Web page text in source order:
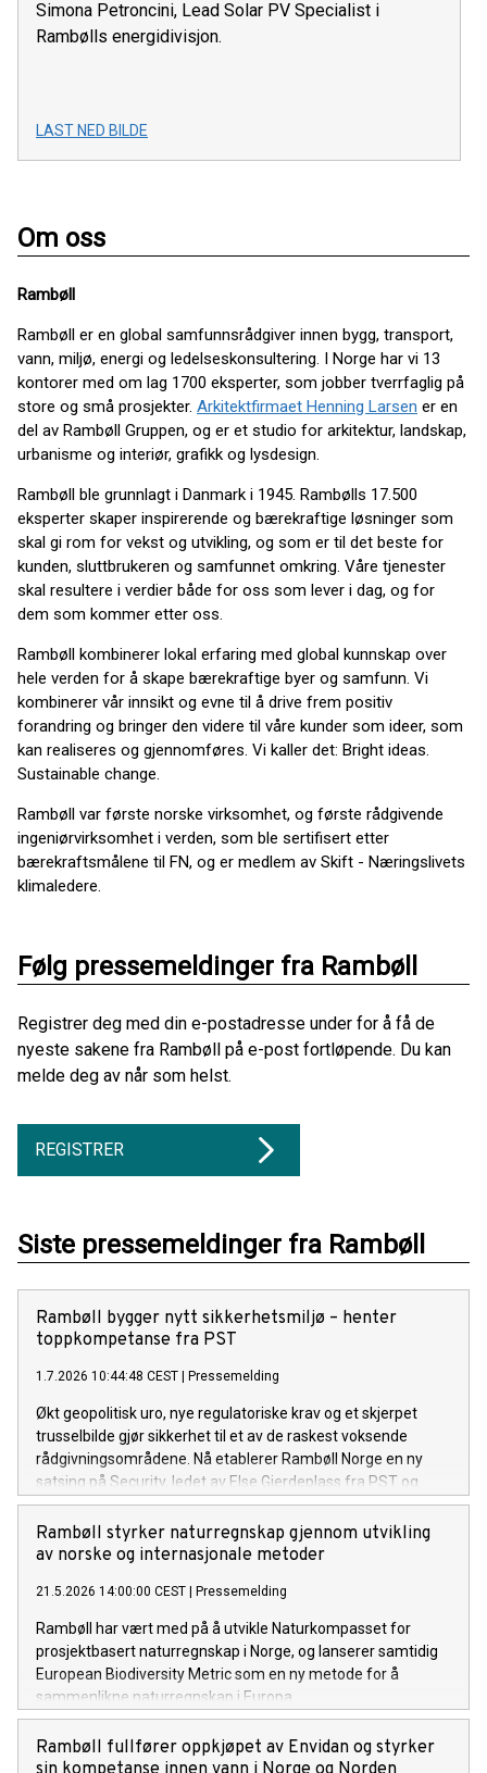
Simona Petroncini, Lead Solar PV Specialist i
Rambølls energidivisjon.
LAST NED BILDE
Om oss
Rambøll
Rambøll er en global samfunnsrådgiver innen bygg, transport,
vann, miljø, energi og ledelseskonsultering. I Norge har vi 13
kontorer med om lag 1700 eksperter, som jobber tverrfaglig på
store og små prosjekter. Arkitektfirmaet Henning Larsen er en
del av Rambøll Gruppen, og er et studio for arkitektur, landskap,
urbanisme og interiør, grafikk og lysdesign.
Rambøll ble grunnlagt i Danmark i 1945. Rambølls 17.500
eksperter skaper inspirerende og bærekraftige løsninger som
skal gi rom for vekst og utvikling, og som er til det beste for
kunden, sluttbrukeren og samfunnet omkring. Våre tjenester
skal resultere i verdier både for oss som lever i dag, og for
dem som kommer etter oss.
Rambøll kombinerer lokal erfaring med global kunnskap over
hele verden for å skape bærekraftige byer og samfunn. Vi
kombinerer vår innsikt og evne til å drive frem positiv
forandring og bringer den videre til våre kunder som ideer, som
kan realiseres og gjennomføres. Vi kaller det: Bright ideas.
Sustainable change.
Rambøll var første norske virksomhet, og første rådgivende
ingeniørvirksomhet i verden, som ble sertifisert etter
bærekraftsmålene til FN, og er medlem av Skift - Næringslivets
klimaledere.
Følg pressemeldinger fra Rambøll
Registrer deg med din e-postadresse under for å få de
nyeste sakene fra Rambøll på e-post fortløpende. Du kan
melde deg av når som helst.
REGISTRER
Siste pressemeldinger fra Rambøll
Rambøll bygger nytt sikkerhetsmiljø – henter
toppkompetanse fra PST
1.7.2026 10:44:48 CEST | Pressemelding
Økt geopolitisk uro, nye regulatoriske krav og et skjerpet
trusselbilde gjør sikkerhet til et av de raskest voksende
rådgivningsområdene. Nå etablerer Rambøll Norge en ny
satsing på Security, ledet av Else Gjerdeplass fra PST og
flere nye ressurser.
Rambøll styrker naturregnskap gjennom utvikling
av norske og internasjonale metoder
21.5.2026 14:00:00 CEST | Pressemelding
Rambøll har vært med på å utvikle Naturkompasset for
prosjektbasert naturregnskap i Norge, og lanserer samtidig
European Biodiversity Metric som en ny metode for å
sammenlikne naturregnskap i Europa.
Rambøll fullfører oppkjøpet av Envidan og styrker